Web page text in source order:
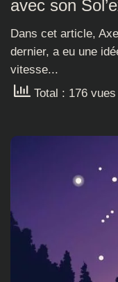
avec son
Dans cet article,
dernier, a eu une
vitesse...
Total : 176 vues